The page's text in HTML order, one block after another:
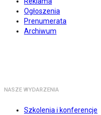
Ogłoszenia
Prenumerata
Archiwum
NASZE WYDARZENIA
Szkolenia i konferencje